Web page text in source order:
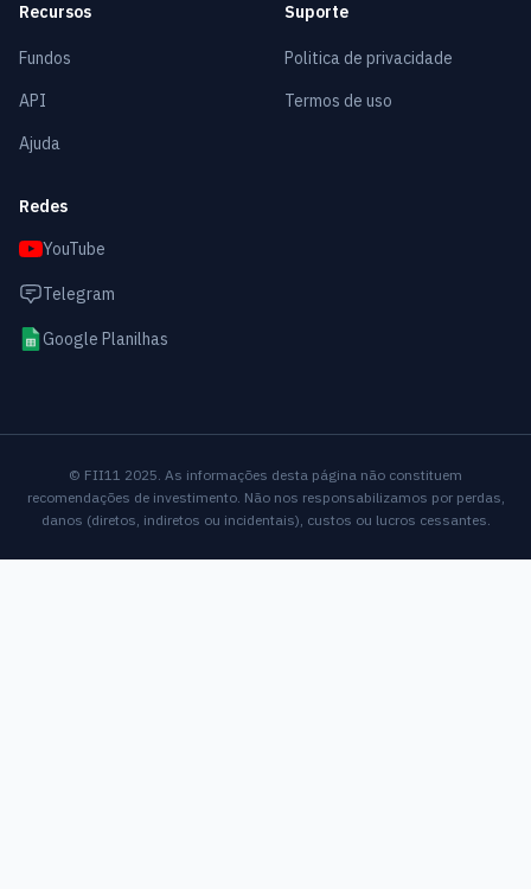
Recursos
Fundos
API
Ajuda
Suporte
Politica de privacidade
Termos de uso
Redes
YouTube
Telegram
Google Planilhas
© FII11 2025. As informações desta página não constituem
recomendações de investimento. Não nos responsabilizamos por perdas,
danos (diretos, indiretos ou incidentais), custos ou lucros cessantes.